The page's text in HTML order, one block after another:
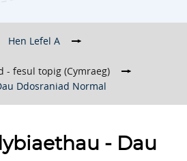
Hen Lefel A
→
- fesul topig (Cymraeg)
→
Ddosraniad Normal
- Dau